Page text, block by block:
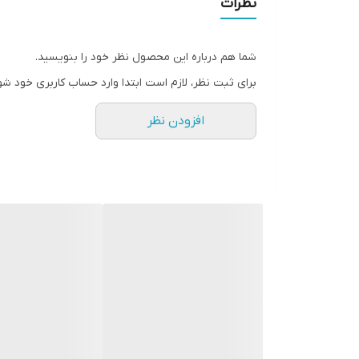
شما هم درباره این محصول نظر خود را بنویسید.
برای ثبت نظر، لازم است ابتدا وارد حساب کاربری خود
افزودن نظر